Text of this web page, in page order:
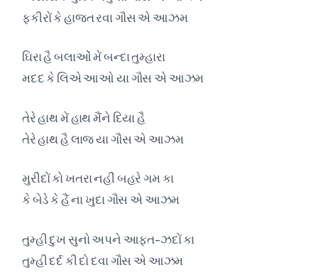
ફકીરોં કે હાજત રવા ગૌસ એ આઝમ
ઘિરા હૈ બલાઓં મેં બન્દા તુમ્હારા
મદદ કે લિએ આઓ યા ગૌસ એ આઝમ
તેરે હાથ મેં હાથ મૈંને દિયા હૈ
તેરે હાથ હૈ લાજ યા ગૌસ એ આઝમ
મુરીદોં કો ખતરા નહીં બહરે ગમ કા
કે બેડે કે હૈં ના ખુદા ગૌસ એ આઝમ
તુમ્હી દુખ સુનો અપને આફત-ઝદોં કા
તુમ્હી દર્દ કી દો દવા ગૌસ એ આઝમ